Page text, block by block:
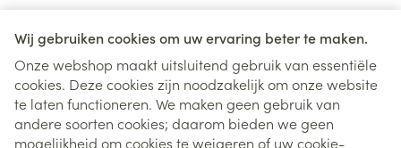
Wij gebruiken cookies om uw ervaring beter te maken.
Onze webshop maakt uitsluitend gebruik van essentiële
cookies. Deze cookies zijn noodzakelijk om onze website
te laten functioneren. We maken geen gebruik van
andere soorten cookies; daarom bieden we geen
mogelijkheid om cookies te weigeren of uw cookie-